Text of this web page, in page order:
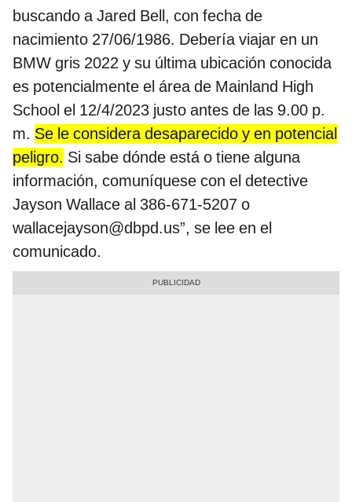
buscando a Jared Bell, con fecha de
nacimiento 27/06/1986. Debería viajar en un
BMW gris 2022 y su última ubicación conocida
es potencialmente el área de Mainland High
School el 12/4/2023 justo antes de las 9.00 p.
m. Se le considera desaparecido y en potencial
peligro. Si sabe dónde está o tiene alguna
información, comuníquese con el detective
Jayson Wallace al 386-671-5207 o
wallacejayson@dbpd.us”, se lee en el
comunicado.